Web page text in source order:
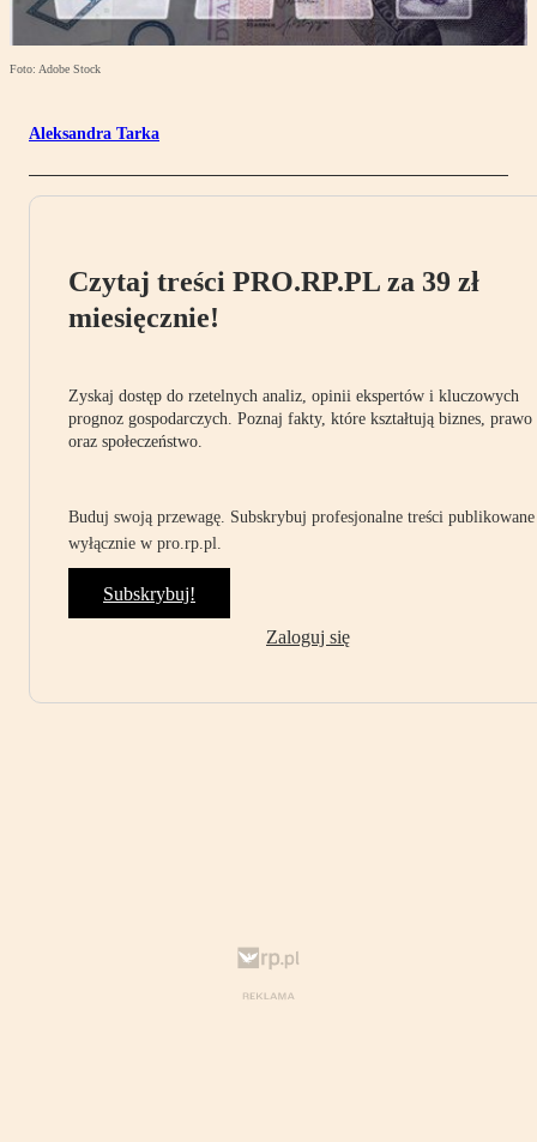
Foto: Adobe Stock
Aleksandra Tarka
Czytaj treści PRO.RP.PL za 39 zł
miesięcznie!
Zyskaj dostęp do rzetelnych analiz, opinii ekspertów i kluczowych
prognoz gospodarczych. Poznaj fakty, które kształtują biznes, prawo
oraz społeczeństwo.
Buduj swoją przewagę. Subskrybuj profesjonalne treści publikowane
wyłącznie w pro.rp.pl.
Subskrybuj!
Zaloguj się